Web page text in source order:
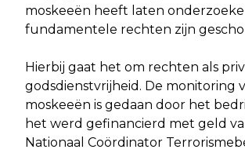
moskeeën heeft laten
fundamentele rechten zijn
Hierbij gaat het om rechten als
godsdienstvrijheid. De monitoring
moskeeën is gedaan door het
het werd gefinancierd met geld
Nationaal Coördinator